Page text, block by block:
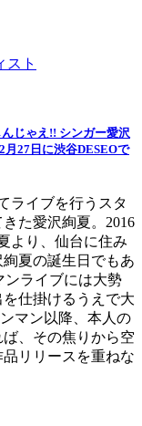
スト
じゃえ!! シンガー愛沢
月27日に渋谷DESEOで
ライブを行うスタ
た愛沢絢夏。2016
より、仙台に住み
夏の誕生日でもあ
ンライブには大勢
仕掛けるうえで大
マン以降、本人の
、その焦りから空
リリースを重ねな